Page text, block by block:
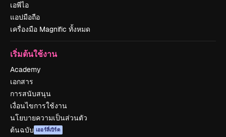
เอพีไอ
แอปมือถือ
เครื่องมือ Magnific ทั้งหมด
เริ่มต้นใช้งาน
Academy
เอกสาร
การสนับสนุน
เงื่อนไขการใช้งาน
นโยบายความเป็นส่วนตัว
ต้นฉบับ เออร์ลี่เบิร์ด